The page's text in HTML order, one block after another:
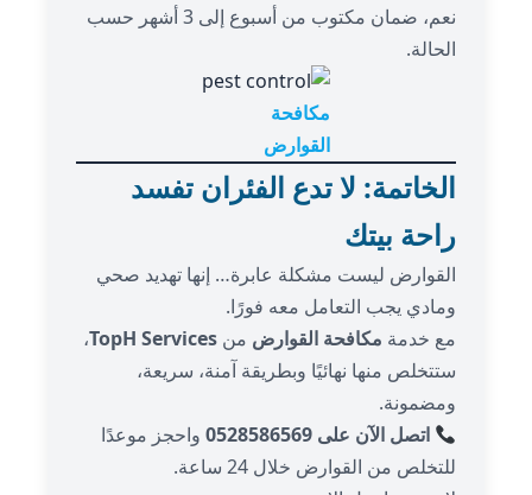
نعم، ضمان مكتوب من أسبوع إلى 3 أشهر حسب
الحالة.
مكافحة
القوارض
الخاتمة: لا تدع الفئران تفسد
راحة بيتك
القوارض ليست مشكلة عابرة… إنها تهديد صحي
ومادي يجب التعامل معه فورًا.
مع خدمة مكافحة القوارض من TopH Services،
ستتخلص منها نهائيًا وبطريقة آمنة، سريعة،
ومضمونة.
اتصل الآن على 0528586569
واحجز موعدًا
للتخلص من القوارض خلال 24 ساعة.